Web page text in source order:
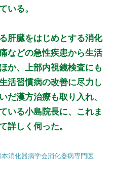
いる。
肝臓をはじめとする消化
などの急性疾患から生活
か、上部内視鏡検査にも
活習慣病の改善に尽力し
だ漢方治療も取り入れ、
いる小島院長に、これま
詳しく伺った。
消化器病学会消化器病専門医